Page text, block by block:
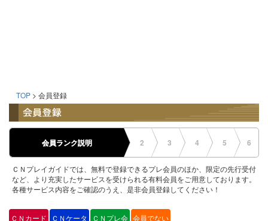
TOP > 会員登録
会員ランク説明 2 3 4 5 6
ＣＮプレイガイドでは、無料で登録できるプレ会員のほか、限定の先行受付
など、より充実したサービスを受けられる有料会員をご用意しております。
各種サービス内容をご確認のうえ、是非会員登録してください！
ＣＮカード
ＣＮケータ
ＣＮプレ会 会員でない